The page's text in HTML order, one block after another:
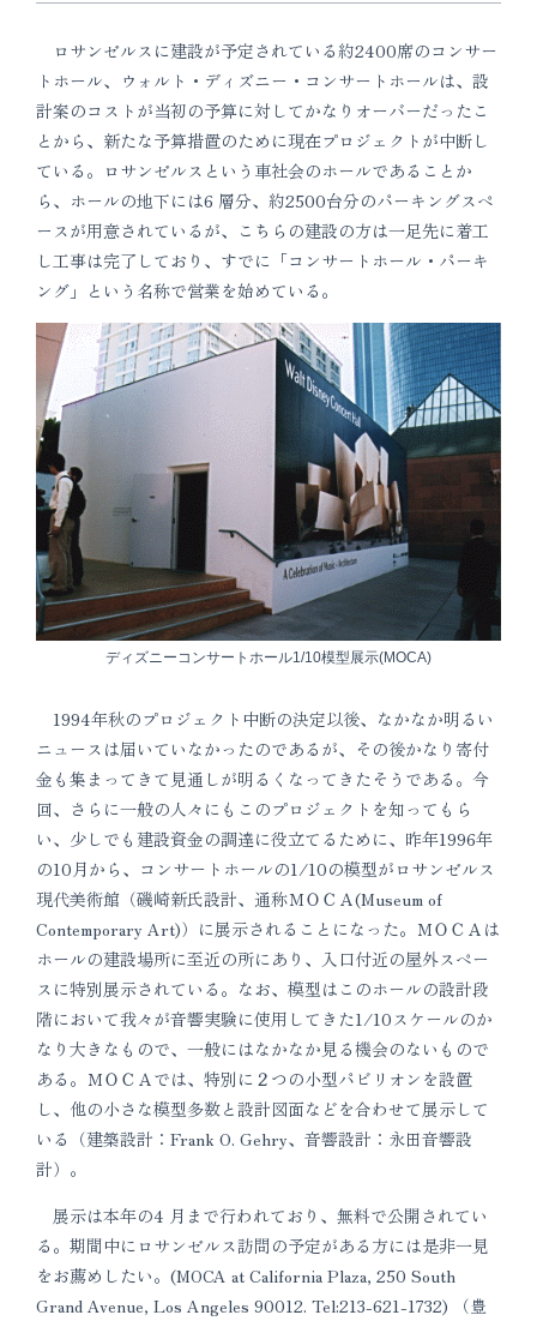
ロサンゼルスに建設が予定されている約2400席のコンサー
トホール、ウォルト・ディズニー・コンサートホールは、設
計案のコストが当初の予算に対してかなりオーバーだったこ
とから、新たな予算措置のために現在プロジェクトが中断し
ている。ロサンゼルスという車社会のホールであることか
ら、ホールの地下には6 層分、約2500台分のパーキングスペ
ースが用意されているが、こちらの建設の方は一足先に着工
し工事は完了しており、すでに「コンサートホール・パーキ
ング」という名称で営業を始めている。
ディズニーコンサートホール1/10模型展示(MOCA)
1994年秋のプロジェクト中断の決定以後、なかなか明るい
ニュースは届いていなかったのであるが、その後かなり寄付
金も集まってきて見通しが明るくなってきたそうである。今
回、さらに一般の人々にもこのプロジェクトを知ってもら
い、少しでも建設資金の調達に役立てるために、昨年1996年
の10月から、コンサートホールの1/10の模型がロサンゼルス
現代美術館（磯崎新氏設計、通称ＭＯＣＡ(Museum of
Contemporary Art)）に展示されることになった。ＭＯＣＡは
ホールの建設場所に至近の所にあり、入口付近の屋外スペー
スに特別展示されている。なお、模型はこのホールの設計段
階において我々が音響実験に使用してきた1/10スケールのか
なり大きなもので、一般にはなかなか見る機会のないもので
ある。ＭＯＣＡでは、特別に２つの小型パビリオンを設置
し、他の小さな模型多数と設計図面などを合わせて展示して
いる（建築設計：Frank O. Gehry、音響設計：永田音響設
計）。
展示は本年の4 月まで行われており、無料で公開されてい
る。期間中にロサンゼルス訪問の予定がある方には是非一見
をお薦めしたい。(MOCA at California Plaza, 250 South
Grand Avenue, Los Angeles 90012. Tel:213-621-1732) （豊